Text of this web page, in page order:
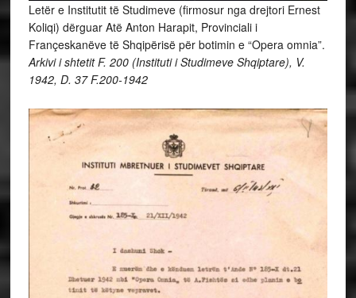
Letër e Institutit të Studimeve (firmosur nga drejtori Ernest
Koliqi) dërguar Atë Anton Harapit, Provinciali i
Françeskanëve të Shqipërisë për botimin e “Opera omnia”.
Arkivi i shtetit F. 200 (Instituti i Studimeve Shqiptare), V.
1942, D. 37 F.200-1942